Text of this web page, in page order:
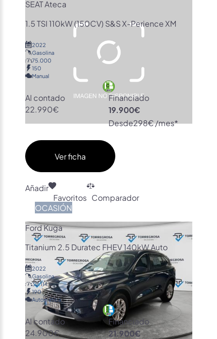
SEAT Ateca
1.5 TSI 110kW (150CV) S&S X-Perience XM
2022
Gasolina
75.000
150
Manual
Al contado
22.990€
Financiado
19.900€
Desde298€ /mes*
Ver ficha
Añadir
Favoritos Comparador
OCASIÓN
Ford Kuga
Titanium 2.5 Duratec FHEV 140kW Auto
2022
Gasolina
32.114
190
Automática
Al contado
24.900€
Financiado
21.900€